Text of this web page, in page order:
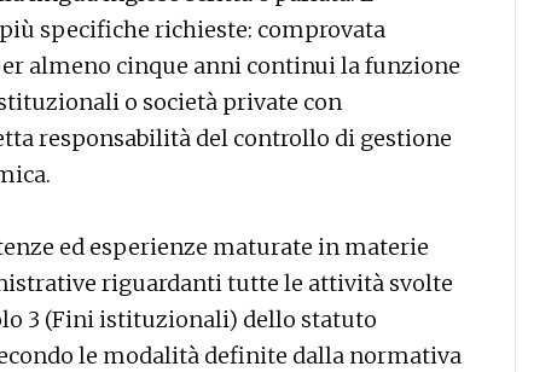
specifiche richieste: comprovata
almeno cinque anni continui la funzione
o società private con
responsabilità del controllo di gestione
ed esperienze maturate in materie
riguardanti tutte le attività svolte
3 (Fini istituzionali) dello statuto
le modalità definite dalla normativa